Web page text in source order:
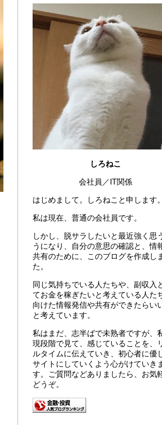
しろねこ
会社員／IT関係
はじめまして。しろねこと申します。
私は現在、普通の会社員です。
しかし、脱サラしたいと最近強く思
うになり、自分の意思の確認と、情
共有のために、このブログを作成し
た。
同じ気持ちでいる人たちや、副収入
てお金を稼ぎたいと考えている人た
向けた情報発信や共有ができたらい
と考えています。
私はまだ、志半ばで未熟者ですが、
現段階で見て、感じていることを、
ルタイムに伝えていき、初心者に優
サイトにしていくよう心がけていき
す。ご質問などありましたら、お気
どうぞ。